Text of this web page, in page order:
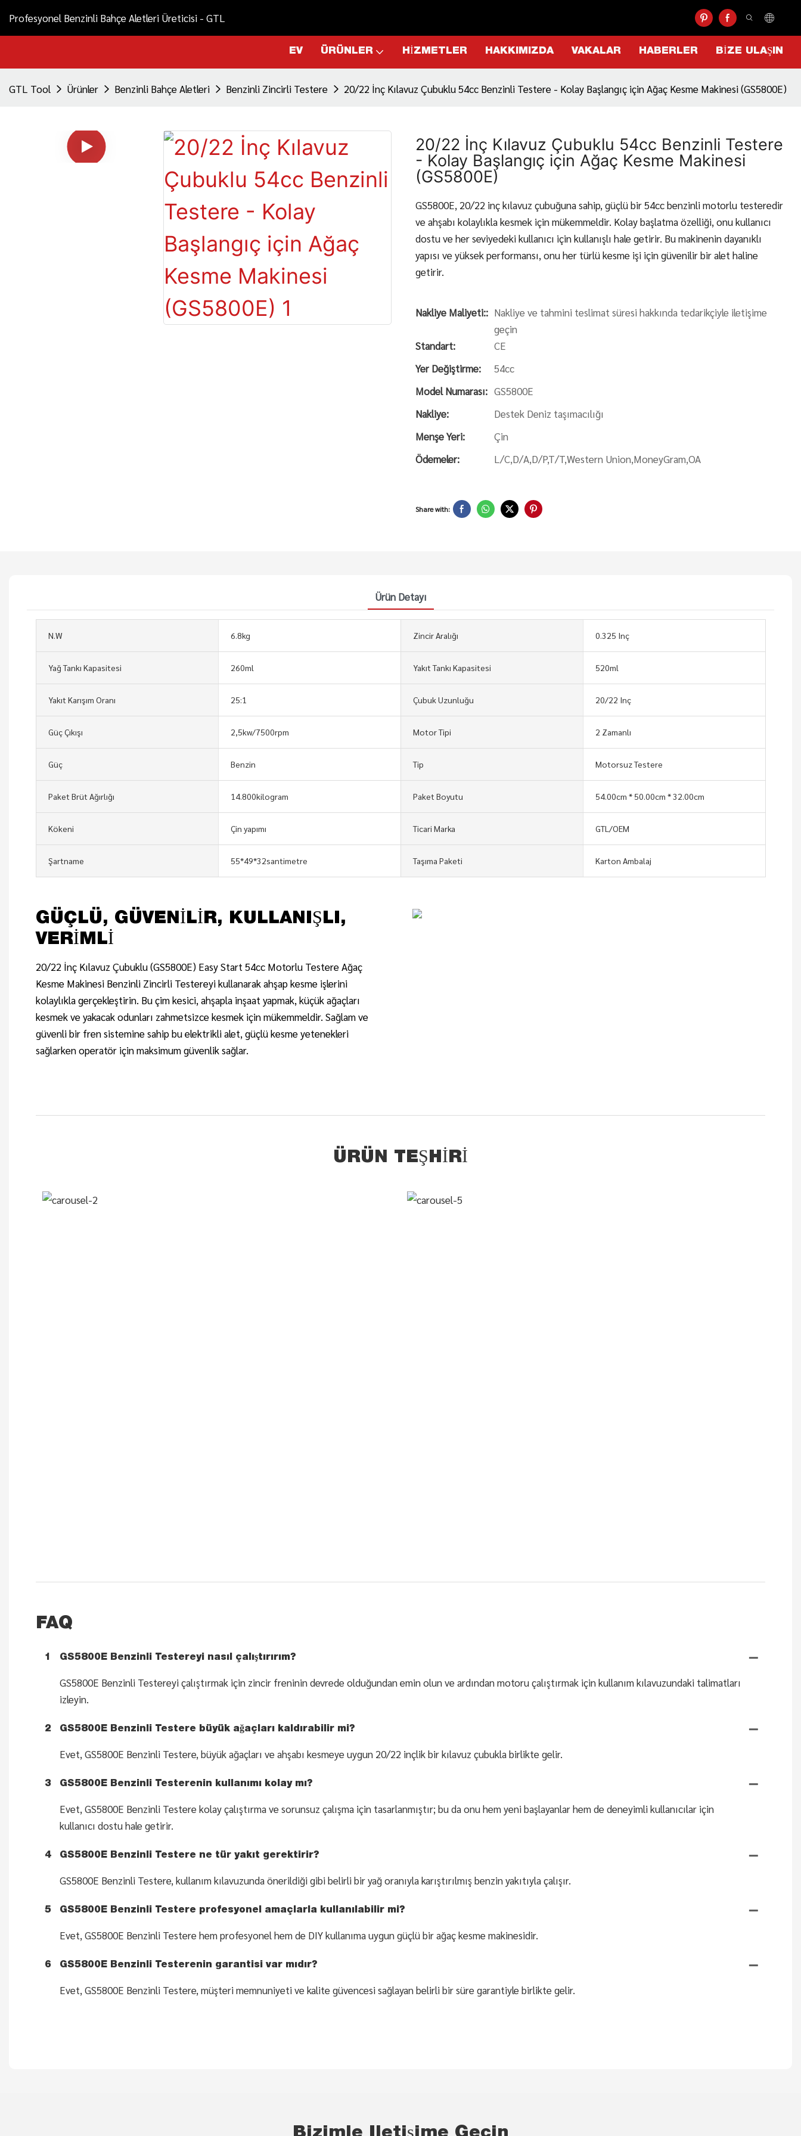
Profesyonel Benzinli Bahçe Aletleri Üreticisi - GTL
EV ÜRÜNLER HIZMETLER HAKKIMIZDA VAKALAR HABERLER BIZE ULAŞIN
GTL Tool Ürünler Benzinli Bahçe Aletleri Benzinli Zincirli Testere 20/22 İnç Kılavuz Çubuklu 54cc Benzinli Testere - Kolay Başlangıç ​​için Ağaç Kesme Makinesi (GS5800E)
20/22 İnç Kılavuz Çubuklu 54cc Benzinli Testere
- Kolay Başlangıç ​​için Ağaç Kesme Makinesi
(GS5800E)
GS5800E, 20/22 inç kılavuz çubuğuna sahip, güçlü bir 54cc benzinli motorlu testeredir
ve ahşabı kolaylıkla kesmek için mükemmeldir. Kolay başlatma özelliği, onu kullanıcı
dostu ve her seviyedeki kullanıcı için kullanışlı hale getirir. Bu makinenin dayanıklı
yapısı ve yüksek performansı, onu her türlü kesme işi için güvenilir bir alet haline
getirir.
Nakliye Maliyeti:: Nakliye ve tahmini teslimat süresi hakkında tedarikçiyle iletişime
geçin
Standart:
CE
Yer Değiştirme:
54cc
Model Numarası: GS5800E
Nakliye:
Destek Deniz taşımacılığı
Menşe Yeri:
Çin
Ödemeler:
L/C,D/A,D/P,T/T,Western Union,MoneyGram,OA
Share with:
Ürün Detayı
N.W 6.8kg Zincir Aralığı 0.325 Inç
Yağ Tankı Kapasitesi 260ml Yakıt Tankı Kapasitesi 520ml
Yakıt Karışım Oranı 25:1 Çubuk Uzunluğu 20/22 Inç
Güç Çıkışı 2,5kw/7500rpm Motor Tipi 2 Zamanlı
Güç Benzin Tip Motorsuz Testere
Paket Brüt Ağırlığı 14.800kilogram Paket Boyutu 54.00cm * 50.00cm * 32.00cm
Kökeni Çin yapımı Ticari Marka GTL/OEM
Şartname 55*49*32santimetre Taşıma Paketi Karton Ambalaj
GÜÇLÜ, GÜVENILIR, KULLANIŞLI,
VERIMLI
20/22 İnç Kılavuz Çubuklu (GS5800E) Easy Start 54cc Motorlu Testere Ağaç
Kesme Makinesi Benzinli Zincirli Testereyi kullanarak ahşap kesme işlerini
kolaylıkla gerçekleştirin. Bu çim kesici, ahşapla inşaat yapmak, küçük ağaçları
kesmek ve yakacak odunları zahmetsizce kesmek için mükemmeldir. Sağlam ve
güvenli bir fren sistemine sahip bu elektrikli alet, güçlü kesme yetenekleri
sağlarken operatör için maksimum güvenlik sağlar.
ÜRÜN TEŞHIRI
FAQ
1 GS5800E Benzinli Testereyi nasıl çalıştırırım?
GS5800E Benzinli Testereyi çalıştırmak için zincir freninin devrede olduğundan emin olun ve ardından motoru çalıştırmak için kullanım kılavuzundaki talimatları
izleyin.
2 GS5800E Benzinli Testere büyük ağaçları kaldırabilir mi?
Evet, GS5800E Benzinli Testere, büyük ağaçları ve ahşabı kesmeye uygun 20/22 inçlik bir kılavuz çubukla birlikte gelir.
3 GS5800E Benzinli Testerenin kullanımı kolay mı?
Evet, GS5800E Benzinli Testere kolay çalıştırma ve sorunsuz çalışma için tasarlanmıştır; bu da onu hem yeni başlayanlar hem de deneyimli kullanıcılar için
kullanıcı dostu hale getirir.
4 GS5800E Benzinli Testere ne tür yakıt gerektirir?
GS5800E Benzinli Testere, kullanım kılavuzunda önerildiği gibi belirli bir yağ oranıyla karıştırılmış benzin yakıtıyla çalışır.
5 GS5800E Benzinli Testere profesyonel amaçlarla kullanılabilir mi?
Evet, GS5800E Benzinli Testere hem profesyonel hem de DIY kullanıma uygun güçlü bir ağaç kesme makinesidir.
6 GS5800E Benzinli Testerenin garantisi var mıdır?
Evet, GS5800E Benzinli Testere, müşteri memnuniyeti ve kalite güvencesi sağlayan belirli bir süre garantiyle birlikte gelir.